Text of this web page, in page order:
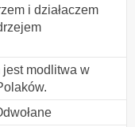
i działaczem
modlitwa w